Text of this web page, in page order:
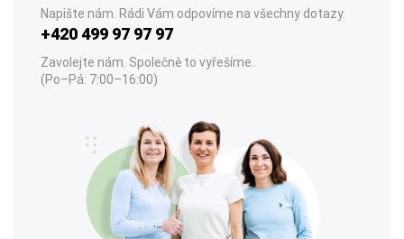
Napište nám. Rádi Vám odpovíme na všechny dotazy.
+420 499 97 97 97
Zavolejte nám. Společně to vyřešíme.
(Po–Pá: 7:00–16:00)